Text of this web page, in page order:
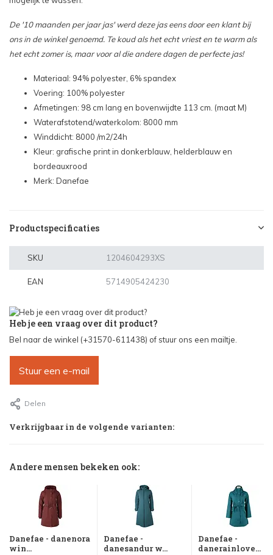
De '10 maanden per jaar jas' werd deze jas eens door een klant bij
ons in de winkel genoemd. Te koud als het echt vriest en te warm als
het echt zomer is, maar voor al die andere dagen de perfecte jas!
Materiaal: 94% polyester, 6% spandex
Voering: 100% polyester
Afmetingen: 98 cm lang en bovenwijdte 113 cm. (maat M)
Waterafstotend/waterkolom: 8000 mm
Winddicht: 8000 /m2/24h
Kleur: grafische print in donkerblauw, helderblauw en
bordeauxrood
Merk: Danefae
Productspecificaties
SKU 1204604293XS
EAN 5714905424230
Heb je een vraag over dit product?
Bel naar de winkel (+31570-611438) of stuur ons een mailtje.
Stuur een e-mail
Delen
Verkrijgbaar in de volgende varianten:
Andere mensen bekeken ook:
Danefae - danenora
win...
Danefae -
danesandur w...
Danefae -
danerainlove...